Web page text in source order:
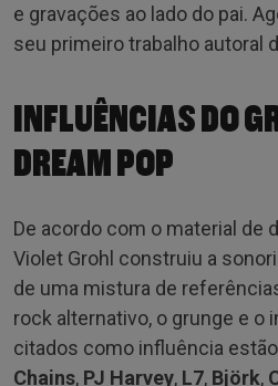
e gravações ao lado do pai.
seu primeiro trabalho autoral
INFLUÊNCIAS DO
DREAM POP
De acordo com o material de
Violet Grohl construiu a
de uma mistura de
rock alternativo, o grunge e o
citados como influência estão
Chains, PJ Harvey, L7, Björk,